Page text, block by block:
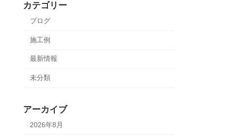
カテゴリー
ブログ
施工例
最新情報
未分類
アーカイブ
2026年8月